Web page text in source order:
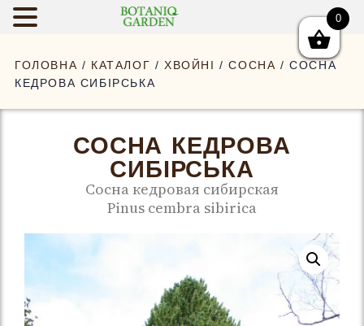
ГОЛОВНА / КАТАЛОГ /ХВОЙНІ /СОСНА / СОСНА
КЕДРОВА СИБІРСЬКА
СОСНА КЕДРОВА
СИБІРСЬКА
Сосна кедровая сибирская
Pinus cembra sibirica
0